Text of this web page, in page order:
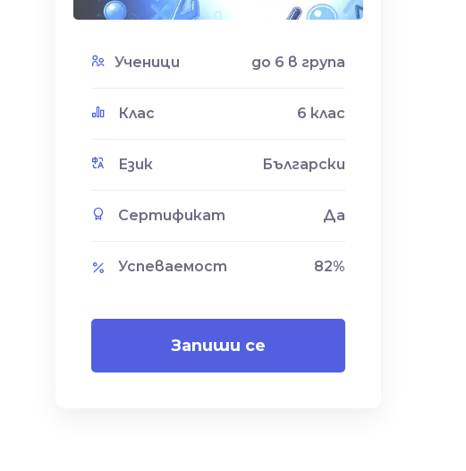
Ученици до 6 в група
Клас 6 клас
Език Български
Сертификат Да
Успеваемост 82%
Запиши се